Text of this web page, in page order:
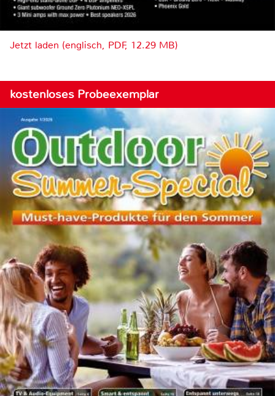
Jetzt laden (englisch, PDF, 12.29 MB)
kostenloses Probeexemplar